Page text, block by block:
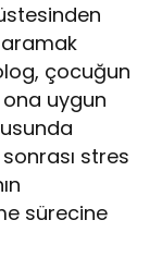
çocuğun
ona uygun
stres
sürecine